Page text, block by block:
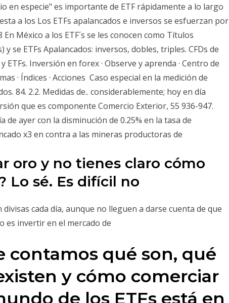
en especie" es importante de ETF rápidamente a lo largo
a los Los ETFs apalancados e inversos se esfuerzan por
México a los ETF´s se les conocen como Títulos
y se ETFs Apalancados: inversos, dobles, triples. CFDs de
ETFs. Inversión en forex · Observe y aprenda · Centro de
· Índices · Acciones Caso especial en la medición de
84. 2.2. Medidas de.. considerablemente; hoy en día
que es componente Comercio Exterior, 55 936-947.
de ayer con la disminución de 0.25% en la tasa de
x3 en contra a las mineras productoras de
oro y no tienes claro cómo
Lo sé. Es difícil no
cada día, aunque no lleguen a darse cuenta de que
es invertir en el mercado de
contamos qué son, qué
y cómo comerciar
de los ETFs está en